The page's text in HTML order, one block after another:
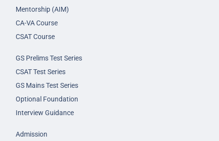
Mentorship (AIM)
CA-VA Course
CSAT Course
GS Prelims Test Series
CSAT Test Series
GS Mains Test Series
Optional Foundation
Interview Guidance
Admission